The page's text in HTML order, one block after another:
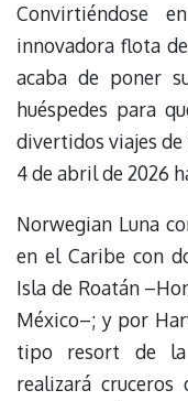
Convirtiéndose
innovadora flota
acaba de poner
huéspedes para
divertidos viajes
4 de abril de 2026
Norwegian Luna
en el Caribe con
Isla de Roatán
México–; y por
tipo resort de la
realizará